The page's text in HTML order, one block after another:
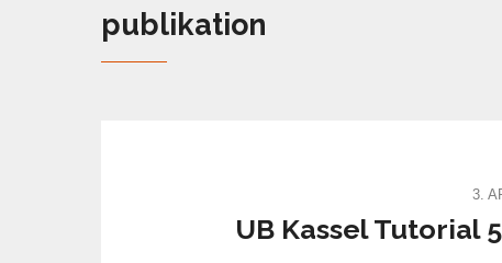
publikation
3.
UB Kassel Tutorial